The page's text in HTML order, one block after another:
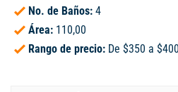
No. de Baños: 4
Área: 110,00
Rango de precio: De $350 a